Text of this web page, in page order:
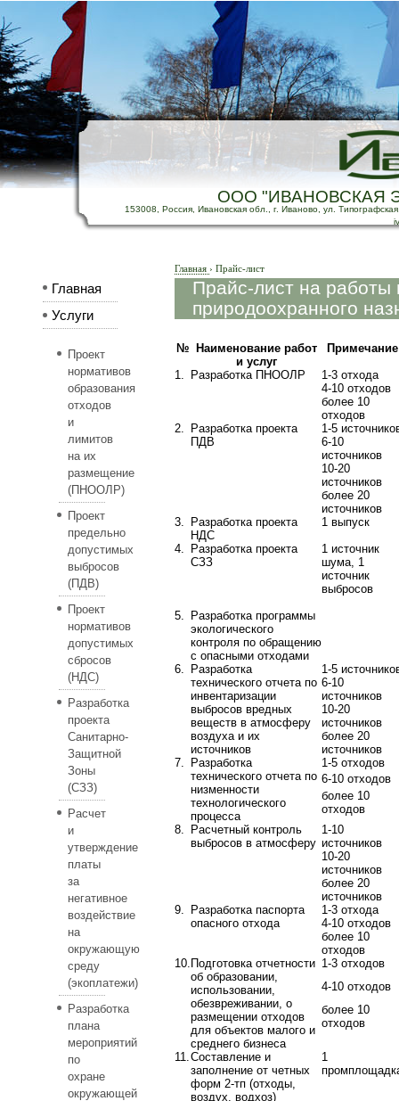
ООО "ИВАНОВСКАЯ
153008, Россия, Ивановская обл., г. Иваново, ул.
Главная
Услуги
Проект
нормативов
образования
отходов
и
лимитов
на их
размещение
(ПНООЛР)
Проект
предельно
допустимых
выбросов
(ПДВ)
Проект
нормативов
допустимых
сбросов
(НДС)
Разработка
проекта
Санитарно-
Защитной
Зоны
(СЗЗ)
Расчет
и
утверждение
платы
за
негативное
воздействие
на
окружающую
среду
(экоплатежи)
Разработка
плана
мероприятий
по
охране
окружающей
Главная › Прайс-лист
Прайс-лист на работы
природоохранного
№
Наименование работ
и услуг
Примечание
1.
Разработка ПНООЛР
1-3 отхода
4-10 отходов
более 10
отходов
2.
Разработка проекта
ПДВ
1-5
6-10
источников
10-20
источников
более 20
источников
3.
Разработка проекта
НДС
1 выпуск
4.
Разработка проекта
СЗЗ
1 источник
шума, 1
источник
выбросов
5.
Разработка программы
экологического
контроля по обращению
с опасными отходами
6.
Разработка
технического отчета по
инвентаризации
выбросов вредных
веществ в атмосферу
воздуха и их
источников
1-5
6-10
источников
10-20
источников
более 20
источников
7.
Разработка
технического отчета по
низменности
технологического
процесса
1-5 отходов
6-10 отходов
более 10
отходов
8.
Расчетный контроль
выбросов в атмосферу
1-10
источников
10-20
источников
более 20
источников
9.
Разработка паспорта
опасного отхода
1-3 отхода
4-10 отходов
более 10
отходов
10. Подготовка отчетности
об образовании,
использовании,
обезвреживании, о
размещении отходов
для объектов малого и
среднего бизнеса
1-3 отходов
4-10 отходов
более 10
отходов
11.Составление и
заполнение от четных
форм 2-тп (отходы,
воздух. водхоз)
1